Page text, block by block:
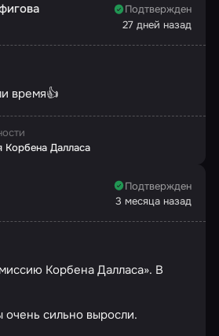
Подтвержден
27 дней назад
время👍
Корбена Далласа
Подтвержден
3 месяца назад
Корбена Далласа». В
очень сильно выросли.